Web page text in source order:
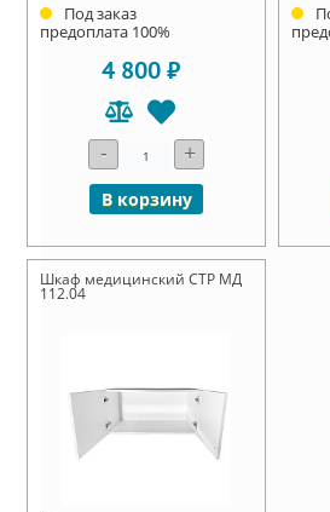
Под заказ
предоплата 100%
4 800 ₽
- +
В корзину
Шкаф медицинский СТР МД
112.04